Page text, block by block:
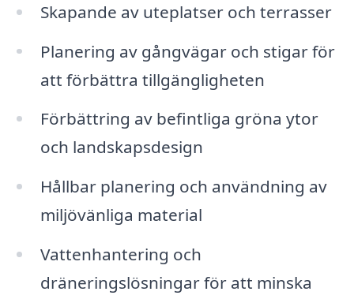
Skapande av uteplatser och terrasser
Planering av gångvägar och stigar för
att förbättra tillgängligheten
Förbättring av befintliga gröna ytor
och landskapsdesign
Hållbar planering och användning av
miljövänliga material
Vattenhantering och
dräneringslösningar för att minska